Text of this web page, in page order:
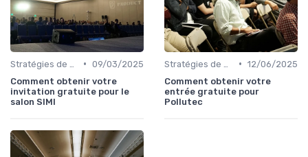
• 09/03/2025
Comment obtenir votre
invitation gratuite pour le
salon SIMI
• 12/06/2025
Comment obtenir votre
entrée gratuite pour
Pollutec